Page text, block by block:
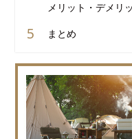
メリット・デメリ
まとめ